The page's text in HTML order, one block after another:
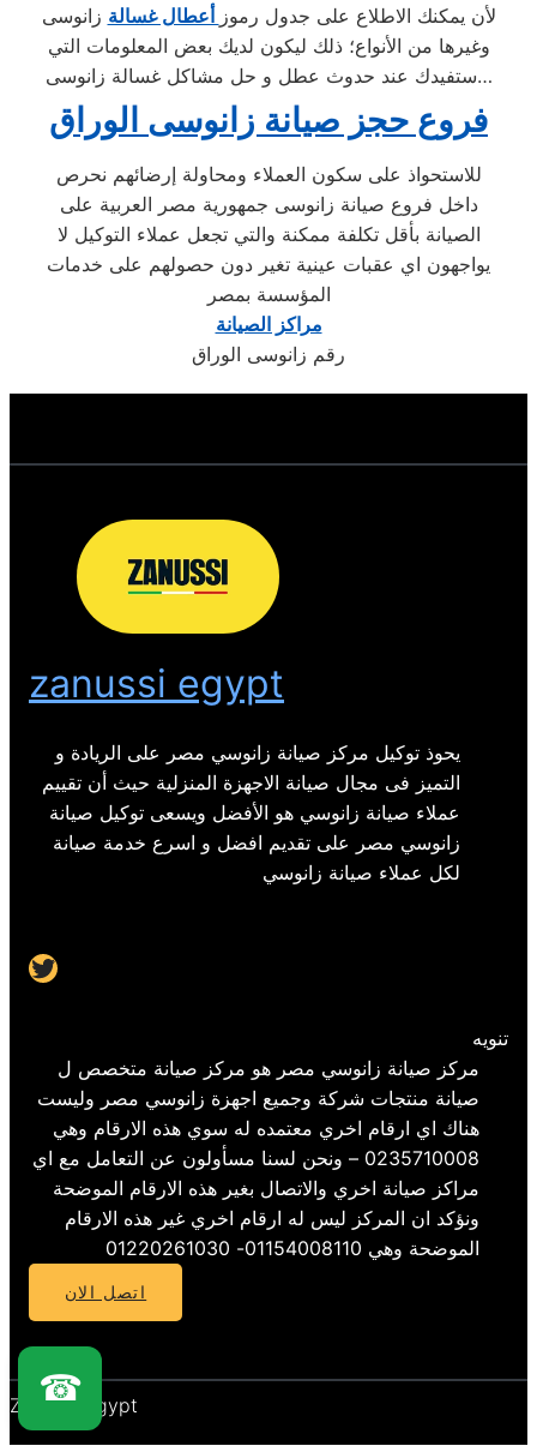
لأن يمكنك الاطلاع على جدول رموز أعطال غسالة زانوسى
وغيرها من الأنواع؛ ذلك ليكون لديك بعض المعلومات التي
ستفيدك عند حدوث عطل و حل مشاكل غسالة زانوسى…
فروع حجز صيانة زانوسى الوراق
للاستحواذ على سكون العملاء ومحاولة إرضائهم نحرص
داخل فروع صيانة زانوسى جمهورية مصر العربية على
الصيانة بأقل تكلفة ممكنة والتي تجعل عملاء التوكيل لا
يواجهون اي عقبات عينية تغير دون حصولهم على خدمات
المؤسسة بمصر
مراكز الصيانة
رقم زانوسى الوراق
zanussi egypt
يحوذ توكيل مركز صيانة زانوسي مصر على الريادة و
التميز فى مجال صيانة الاجهزة المنزلية حيث أن تقييم
عملاء صيانة زانوسي هو الأفضل ويسعى توكيل صيانة
زانوسي مصر على تقديم افضل و اسرع خدمة صيانة
لكل عملاء صيانة زانوسي
Twitter
تنويه
مركز صيانة زانوسي مصر هو مركز صيانة متخصص ل
صيانة منتجات شركة وجميع اجهزة زانوسي مصر وليست
هناك اي ارقام اخري معتمده له سوي هذه الارقام وهي
0235710008 – ونحن لسنا مسأولون عن التعامل مع اي
مراكز صيانة اخري والاتصال بغير هذه الارقام الموضحة
ونؤكد ان المركز ليس له ارقام اخري غير هذه الارقام
الموضحة وهي 01154008110- 01220261030
اتصل الان
Zanussi Egypt
☎